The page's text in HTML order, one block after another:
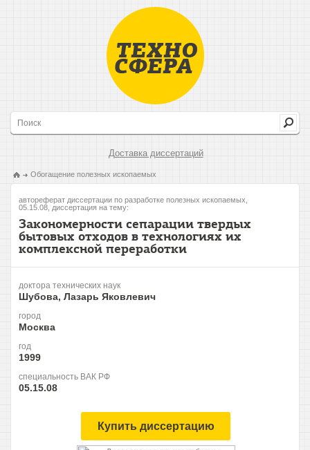
Доставка диссертаций
Обогащение полезных ископаемых
автореферат диссертации по разработке полезных ископаемых,
05.15.08, диссертация на тему:
Закономерности сепарации твердых
бытовых отходов в технологиях их
комплексной переработки
доктора технических наук
Шубова, Лазарь Яковлевич
город
Москва
год
1999
специальность ВАК РФ
05.15.08
Купить диссертацию